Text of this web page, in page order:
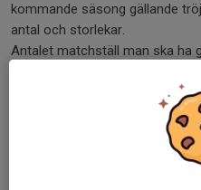
kommande säsong gällande
antal och storlekar.
Antalet matchställ man ska ha